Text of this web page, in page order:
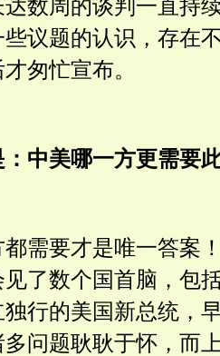
数周的谈判一直持
议题的认识，存在
匆忙宣布。
中美哪一方更需要
需要才是唯一答案
了数个国首脑，包
行的美国新总统，
问题耿耿于怀，而